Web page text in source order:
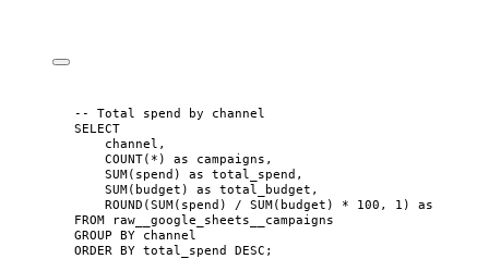
-- Total spend by channel
SELECT
channel,
COUNT( * ) as campaigns,
SUM(spend) as total_spend,
SUM(budget) as total_budget,
ROUND (SUM(spend) / SUM(budget) * 100 , 1 ) as
FROM raw__google_sheets__campaigns
GROUP BY channel
ORDER BY total_spend DESC ;